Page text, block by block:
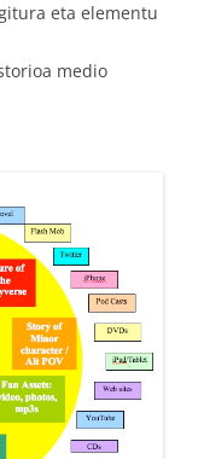
eta elementu
medio